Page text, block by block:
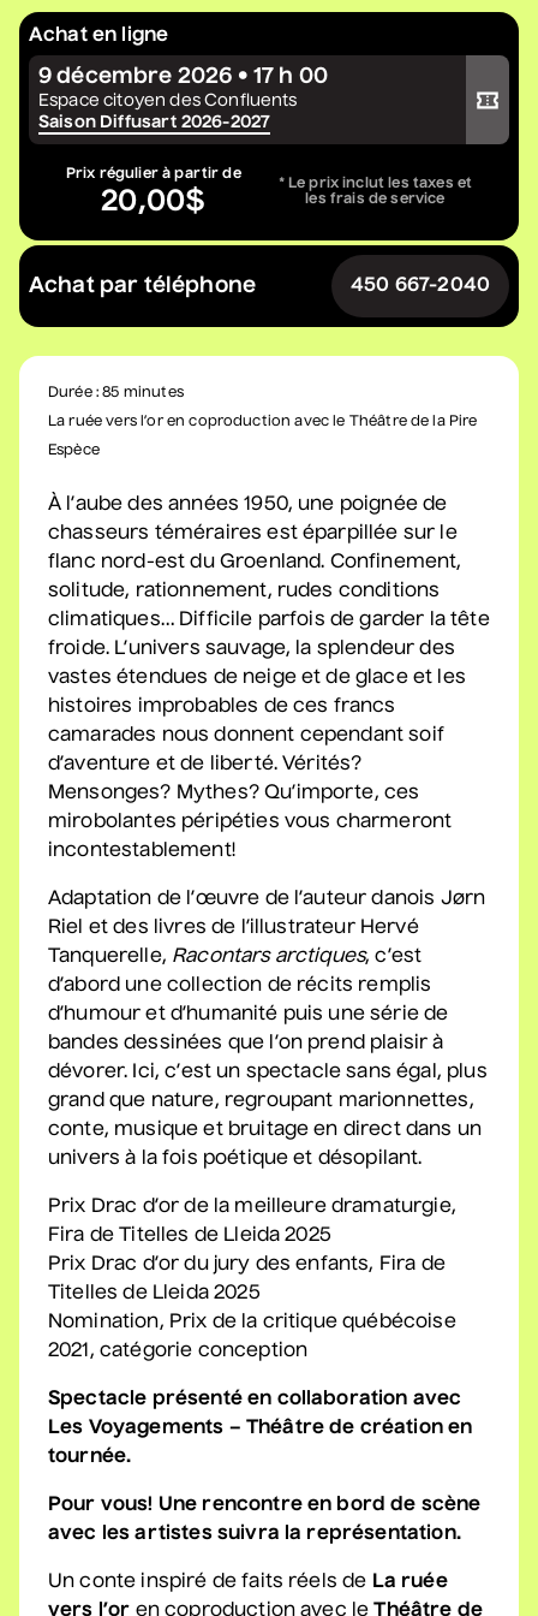
• Zones musicales
20 août 2026• 20 h 00
Cour intérieure de la Maison des Arts
Marie Céleste
• Tout ce qui brille
27 août 2026
Station culturelle Momo
David Corriveau
• 100 contrefaçons
Salle André-Mathieu
Après-midi
Sam Breton
• Ga-lé aller
2 septembre 2026• 19 h 30
Salle André-Mathieu
Supplémentaire
Korine Côté, Gabrielle
Caron, Rolly Assal
• Korine Côté et invités
Station culturelle Momo
Gratuit
Maude Landry
• Trop cool
3 septembre 2026 • 19 h 30
Salle André-Mathieu
Véronic DiCaire
• Nouveau spectacle
5 septembre 2026• 20 h 00
Véronic DiCaire
Salle André-Mathieu
Patrick Norman et
Nathalie Lord
• Patrick Norman et
Achat en ligne
Acheter votre billet
9 décembre 2026 • 17 h 00
Espace citoyen des Confluents
Saison Diffusart 2026-2027
Prix régulier à partir de
20,00$
* Le prix inclut les taxes et
les frais de service
Achat par téléphone 450 667-2040
Durée : 85 minutes
La ruée vers l’or en coproduction avec le Théâtre de la Pire
Espèce
À l’aube des années 1950, une poignée de
chasseurs téméraires est éparpillée sur le
flanc nord-est du Groenland. Confinement,
solitude, rationnement, rudes conditions
climatiques… Difficile parfois de garder la tête
froide. L’univers sauvage, la splendeur des
vastes étendues de neige et de glace et les
histoires improbables de ces francs
camarades nous donnent cependant soif
d’aventure et de liberté. Vérités?
Mensonges? Mythes? Qu’importe, ces
mirobolantes péripéties vous charmeront
incontestablement!
Adaptation de l’œuvre de l’auteur danois Jørn
Riel et des livres de l’illustrateur Hervé
Tanquerelle, Racontars arctiques, c’est
d’abord une collection de récits remplis
d’humour et d’humanité puis une série de
bandes dessinées que l’on prend plaisir à
dévorer. Ici, c’est un spectacle sans égal, plus
grand que nature, regroupant marionnettes,
conte, musique et bruitage en direct dans un
univers à la fois poétique et désopilant.
Prix Drac d’or de la meilleure dramaturgie,
Fira de Titelles de Lleida 2025
Prix Drac d’or du jury des enfants, Fira de
Titelles de Lleida 2025
Nomination, Prix de la critique québécoise
2021, catégorie conception
Spectacle présenté en collaboration avec
Les Voyagements – Théâtre de création en
tournée.
Pour vous! Une rencontre en bord de scène
avec les artistes suivra la représentation.
Un conte inspiré de faits réels de La ruée
vers l’or en coproduction avec leThéâtre de